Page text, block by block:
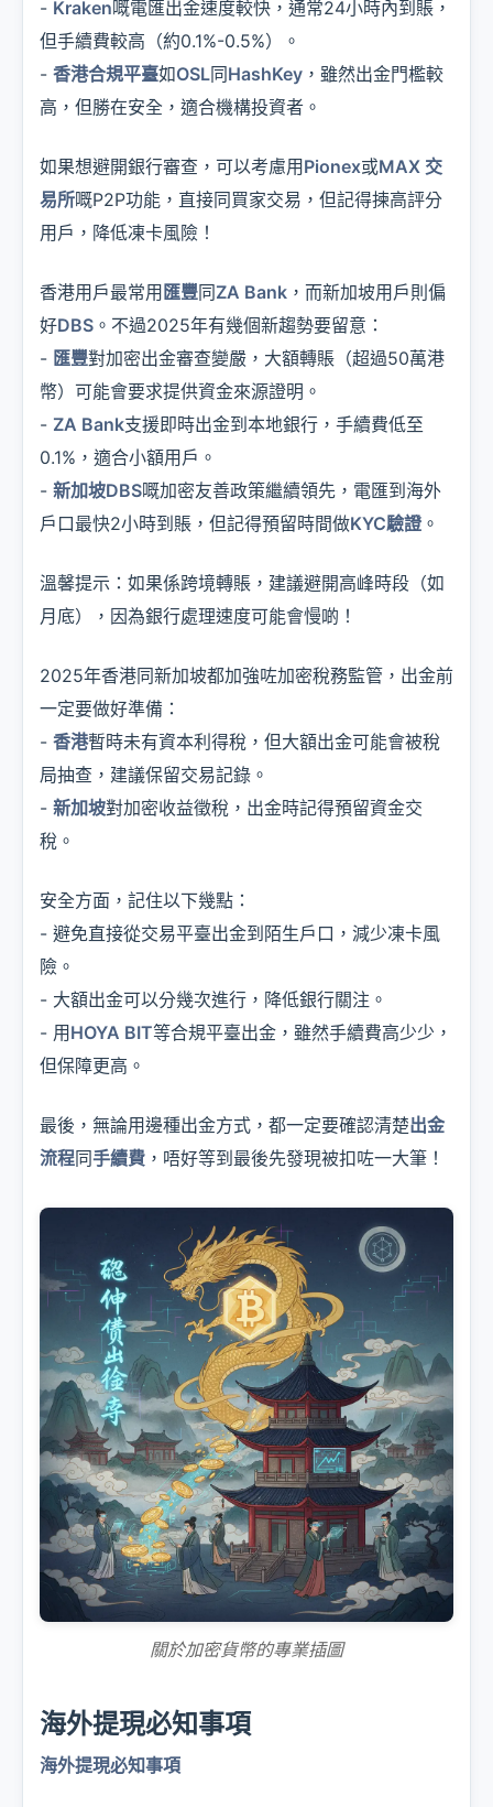
- Kraken嘅電匯出金速度較快，通常24小時內到賬，
但手續費較高（約0.1%-0.5%）。
- 香港合規平臺如OSL同HashKey ，雖然出金門檻較
高，但勝在安全，適合機構投資者。
如果想避開銀行審查，可以考慮用 Pionex或MAX 交
易所嘅P2P功能，直接同買家交易，但記得揀高評分
用戶，降低凍卡風險！
香港用戶最常用 匯豐同ZA Bank ，而新加坡用戶則偏
好DBS 。不過2025年有幾個新趨勢要留意：
- 匯豐對加密出金審查變嚴，大額轉賬（超過50萬港
幣）可能會要求提供資金來源證明。
- ZA Bank支援即時出金到本地銀行，手續費低至
0.1%，適合小額用戶。
- 新加坡DBS嘅加密友善政策繼續領先，電匯到海外
戶口最快2小時到賬，但記得預留時間做KYC驗證 。
溫馨提示：如果係跨境轉賬，建議避開高峰時段（如
月底），因為銀行處理速度可能會慢啲！
2025年香港同新加坡都加強咗加密稅務監管，出金前
一定要做好準備：
- 香港暫時未有資本利得稅，但大額出金可能會被稅
局抽查，建議保留交易記錄。
- 新加坡對加密收益徵稅，出金時記得預留資金交
稅。
安全方面，記住以下幾點：
- 避免直接從交易平臺出金到陌生戶口，減少凍卡風
險。
- 大額出金可以分幾次進行，降低銀行關注。
- 用 HOYA BIT等合規平臺出金，雖然手續費高少少，
但保障更高。
最後，無論用邊種出金方式，都一定要確認清楚出金
流程同手續費 ，唔好等到最後先發現被扣咗一大筆！
關於加密貨幣的專業插圖
海外提現必知事項
海外提現必知事項